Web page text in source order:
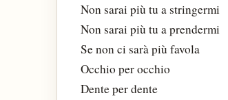
Non sarai più tu a stringermi
Non sarai più tu a prendermi
Se non ci sarà più favola
Occhio per occhio
Dente per dente